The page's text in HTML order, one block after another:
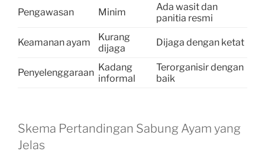
Pengawasan Minim
Ada wasit dan
panitia resmi
Keamanan ayam
Kurang
dijaga
Dijaga dengan ketat
Penyelenggaraan Kadang
informal
Terorganisir dengan
baik
Skema Pertandingan Sabung Ayam yang
Jelas